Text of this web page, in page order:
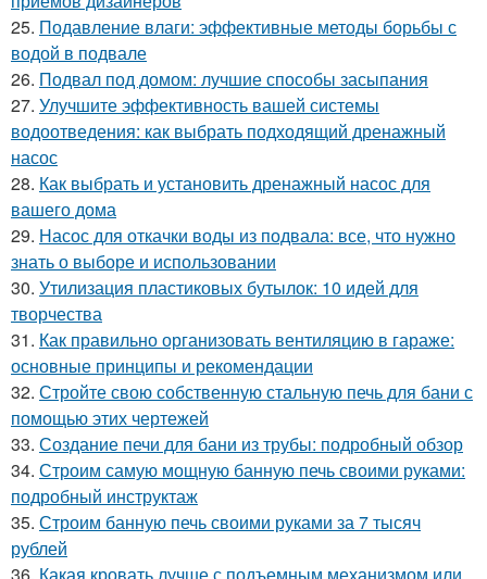
25. Подавление влаги: эффективные методы борьбы с
водой в подвале
26. Подвал под домом: лучшие способы засыпания
27. Улучшите эффективность вашей системы
водоотведения: как выбрать подходящий дренажный
насос
28. Как выбрать и установить дренажный насос для
вашего дома
29. Насос для откачки воды из подвала: все, что нужно
знать о выборе и использовании
30. Утилизация пластиковых бутылок: 10 идей для
творчества
31. Как правильно организовать вентиляцию в гараже:
основные принципы и рекомендации
32. Стройте свою собственную стальную печь для бани с
помощью этих чертежей
33. Создание печи для бани из трубы: подробный обзор
34. Строим самую мощную банную печь своими руками:
подробный инструктаж
35. Строим банную печь своими руками за 7 тысяч
рублей
36. Какая кровать лучше с подъемным механизмом или